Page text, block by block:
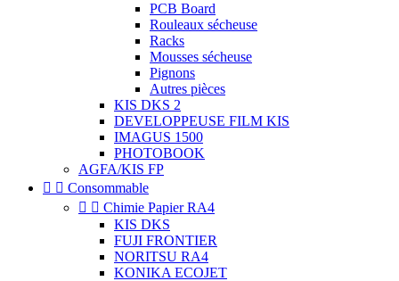
PCB Board
Rouleaux sécheuse
Racks
Mousses sécheuse
Pignons
Autres pièces
KIS DKS 2
DEVELOPPEUSE FILM KIS
IMAGUS 1500
PHOTOBOOK
AGFA/KIS FP
  Consommable
  Chimie Papier RA4
KIS DKS
FUJI FRONTIER
NORITSU RA4
KONIKA ECOJET